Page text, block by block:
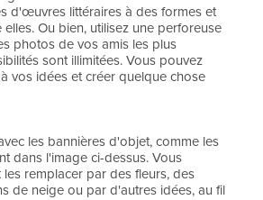
d'œuvres littéraires à des formes et
elles. Ou bien, utilisez une perforeuse
photos de vos amis les plus
sont illimitées. Vous pouvez
vos idées et créer quelque chose
les bannières d'objet, comme les
dans l'image ci-dessus. Vous
les remplacer par des fleurs, des
de neige ou par d'autres idées, au fil